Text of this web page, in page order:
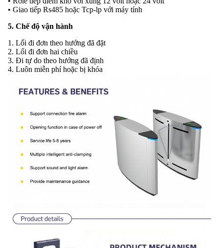
• Giao tiếp Rs485 hoặc Tcp-lp với máy tính
5. Chế độ vận hành
1. Lối đi đơn theo hướng đã đặt
2. Lối đi đơn hai chiều
3. Đi tự do theo hướng đã định
4. Luôn miễn phí hoặc bị khóa